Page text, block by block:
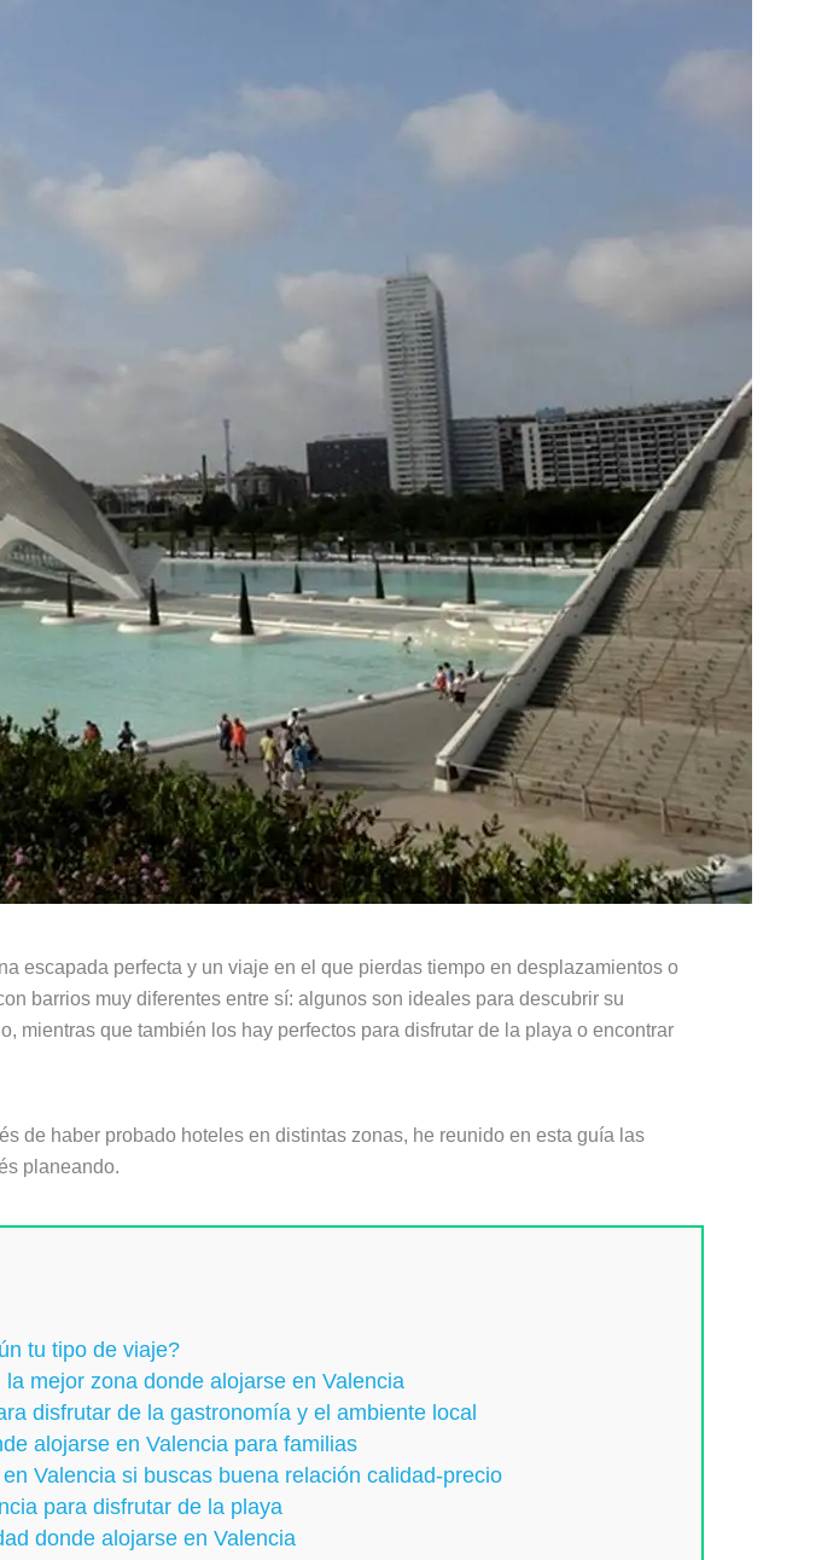
escapada perfecta y un viaje en el que pierdas tiempo en desplazamientos o
barrios muy diferentes entre sí: algunos son ideales para descubrir su
mientras que también los hay perfectos para disfrutar de la playa o encontrar
de haber probado hoteles en distintas zonas, he reunido en esta guía las
planeando.
tu tipo de viaje?
mejor zona donde alojarse en Valencia
disfrutar de la gastronomía y el ambiente local
alojarse en Valencia para familias
Valencia si buscas buena relación calidad-precio
para disfrutar de la playa
donde alojarse en Valencia